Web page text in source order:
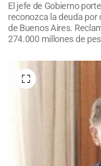
El jefe de Gobierno
reconozca la deuda
de Buenos Aires.
274.000 millones de